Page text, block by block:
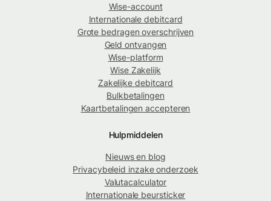
Wise-account
Internationale debitcard
Grote bedragen overschrijven
Geld ontvangen
Wise-platform
Wise Zakelijk
Zakelijke debitcard
Bulkbetalingen
Kaartbetalingen accepteren
Hulpmiddelen
Nieuws en blog
Privacybeleid inzake onderzoek
Valutacalculator
Internationale beursticker